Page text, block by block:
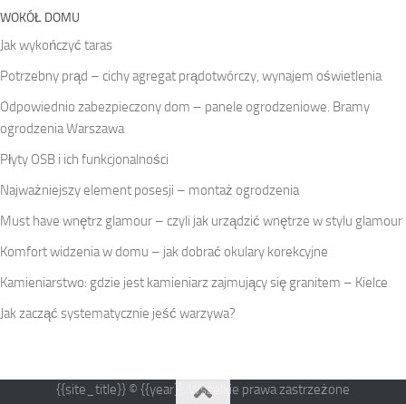
WOKÓŁ DOMU
Jak wykończyć taras
Potrzebny prąd – cichy agregat prądotwórczy, wynajem oświetlenia
Odpowiednio zabezpieczony dom – panele ogrodzeniowe. Bramy
ogrodzenia Warszawa
Płyty OSB i ich funkcjonalności
Najważniejszy element posesji – montaż ogrodzenia
Must have wnętrz glamour – czyli jak urządzić wnętrze w stylu glamour
Komfort widzenia w domu – jak dobrać okulary korekcyjne
Kamieniarstwo: gdzie jest kamieniarz zajmujący się granitem – Kielce
Jak zacząć systematycznie jeść warzywa?
{{site_title}} © {{year}}. Wszelkie prawa zastrzeżone